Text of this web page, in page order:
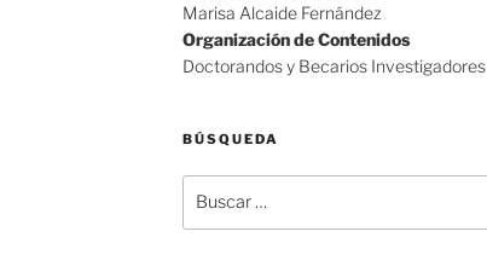
Marisa Alcaide Fernández
Organización de Contenidos
Doctorandos y Becarios Investigadores
BÚSQUEDA
por: